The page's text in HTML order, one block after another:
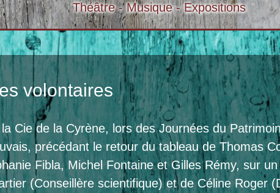
Théâtre - Musique - Expositions
volontaires
Cie de la Cyrène, lors des Journées du
précédant le retour du tableau de Thomas
Fibla, Michel Fontaine et Gilles Rémy, sur
(Conseillère scientifique) et de Céline Roger